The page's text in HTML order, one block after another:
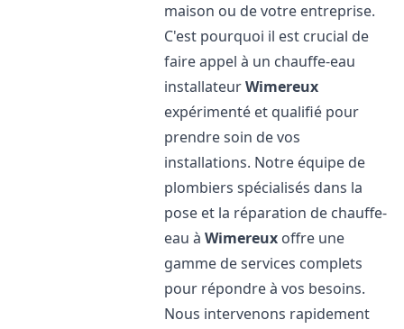
maison ou de votre entreprise.
C'est pourquoi il est crucial de
faire appel à un chauffe-eau
installateurWimereux
expérimenté et qualifié pour
prendre soin de vos
installations. Notre équipe de
plombiers spécialisés dans la
pose et la réparation de chauffe-
eau àWimereux offre une
gamme de services complets
pour répondre à vos besoins.
Nous intervenons rapidement